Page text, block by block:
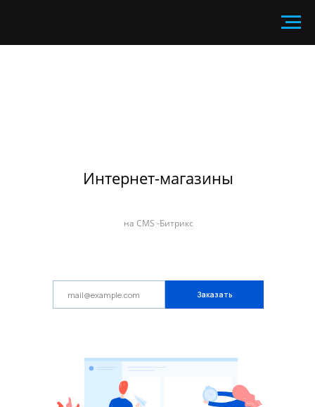
Интернет-магазины
на CMS -Битрикс
Заказать